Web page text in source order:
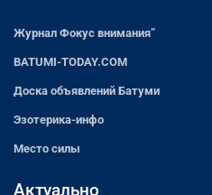
Журнал Фокус внимания”
BATUMI-TODAY.COM
Доска объявлений Батуми
Эзотерика-инфо
Место силы
Актуально